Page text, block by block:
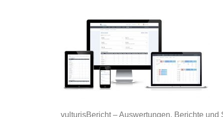
vulturisBericht – Auswertungen, Berichte